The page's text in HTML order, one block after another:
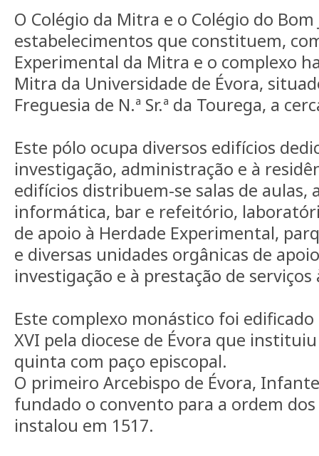
O Colégio da Mitra e o Colégio do Bom
estabelecimentos que constituem,
Experimental da Mitra e o complexo
Mitra da Universidade de Évora,
Freguesia de N.ª Sr.ª da Tourega, a
Este pólo ocupa diversos edifícios
investigação, administração e à
edifícios distribuem-se salas de aulas,
informática, bar e refeitório,
de apoio à Herdade Experimental,
e diversas unidades orgânicas de
investigação e à prestação de
Este complexo monástico foi
XVI pela diocese de Évora que
quinta com paço episcopal.
O primeiro Arcebispo de Évora,
fundado o convento para a ordem
instalou em 1517.